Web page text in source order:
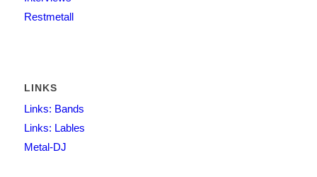
Restmetall
LINKS
Links: Bands
Links: Lables
Metal-DJ